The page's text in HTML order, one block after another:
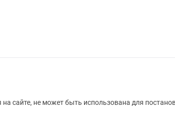
сайте, не может быть использована для